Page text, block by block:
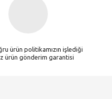
ürün politikamızın işlediği
ürün gönderim garantisi